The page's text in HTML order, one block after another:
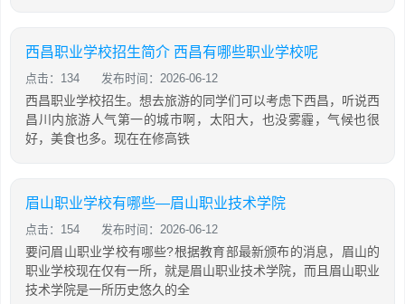
西昌职业学校招生简介 西昌有哪些职业学校呢
点击：134 发布时间：2026-06-12
西昌职业学校招生。想去旅游的同学们可以考虑下西昌，听说西
昌川内旅游人气第一的城市啊，太阳大，也没雾霾，气候也很
好，美食也多。现在在修高铁
眉山职业学校有哪些—眉山职业技术学院
点击：154 发布时间：2026-06-12
要问眉山职业学校有哪些?根据教育部最新颁布的消息，眉山的
职业学校现在仅有一所，就是眉山职业技术学院，而且眉山职业
技术学院是一所历史悠久的全